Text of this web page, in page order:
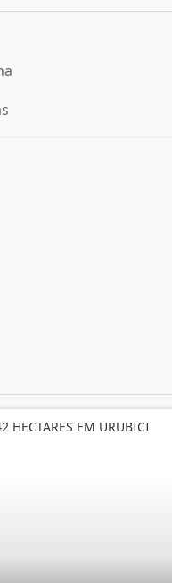
HECTARES EM URUBICI